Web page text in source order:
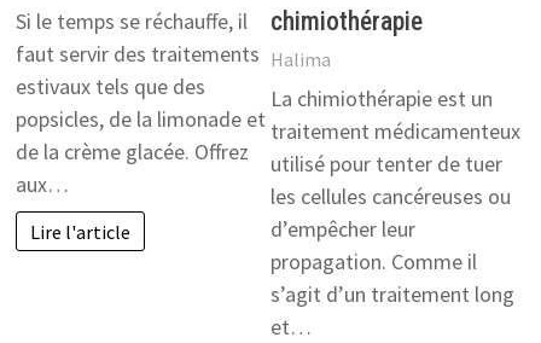
Si le temps se réchauffe, il
faut servir des traitements
estivaux tels que des
popsicles, de la limonade et
de la crème glacée. Offrez
aux…
Lire l'article
chimiothérapie
Halima
La chimiothérapie est un
traitement médicamenteux
utilisé pour tenter de tuer
les cellules cancéreuses ou
d’empêcher leur
propagation. Comme il
s’agit d’un traitement long
et…